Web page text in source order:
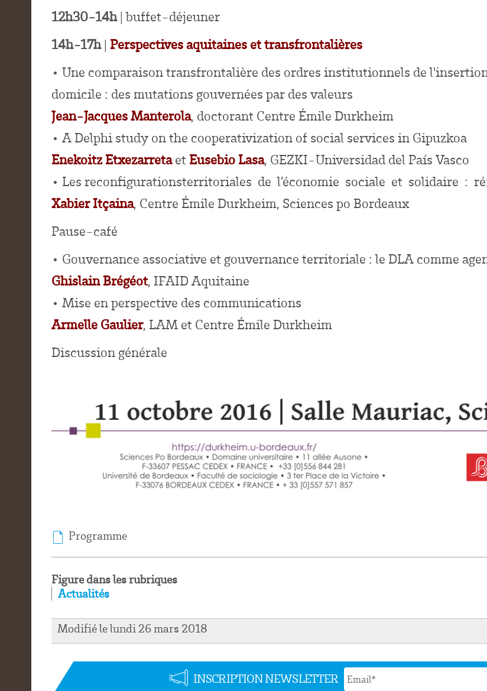
12h30-14h| buffet-déjeuner
14h-17h| Perspectives aquitaines et transfrontalières
• Une comparaison transfrontalière des ordres institutionnels de
domicile : des mutations gouvernées par des valeurs
Jean-Jacques Manterola, doctorant Centre Émile Durkheim
• A Delphi study on the cooperativization of social services in Gipuzkoa
Enekoitz Etxezarretaet Eusebio Lasa, GEZKI-Universidad del País Vasco
• Les reconfigurationsterritoriales de l’économie sociale et solidaire :
Xabier Itçaina, Centre Émile Durkheim, Sciences po Bordeaux
Pause-café
• Gouvernance associative et gouvernance territoriale : le DLA comme
Ghislain Brégéot, IFAID Aquitaine
• Mise en perspective des communications
Armelle Gaulier, LAM et Centre Émile Durkheim
Discussion générale
Programme
Figure dans les rubriques
Actualités
Modifié le lundi 26 mars 2018
INSCRIPTION NEWSLETTER